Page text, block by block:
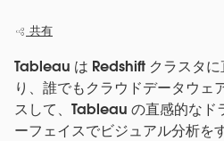
共有
Tableau は Redshift クラスタに
り、誰でもクラウドデータウェ
スして、Tableau の直感的なド
ーフェイスでビジュアル分析を